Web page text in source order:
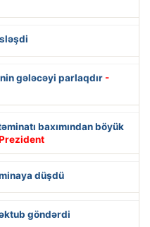
gələcəyi parlaqdır -
baxımından böyük
düşdü
göndərdi